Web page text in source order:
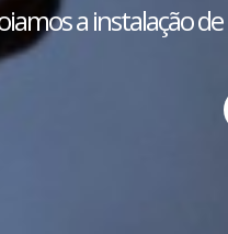
a instalação